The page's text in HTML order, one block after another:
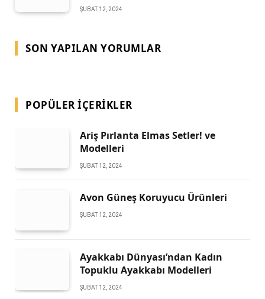
ŞUBAT 12, 2024
SON YAPILAN YORUMLAR
POPÜLER İÇERIKLER
Ariş Pırlanta Elmas Setler! ve
Modelleri
ŞUBAT 12, 2024
Avon Güneş Koruyucu Ürünleri
ŞUBAT 12, 2024
Ayakkabı Dünyası’ndan Kadın
Topuklu Ayakkabı Modelleri
ŞUBAT 12, 2024